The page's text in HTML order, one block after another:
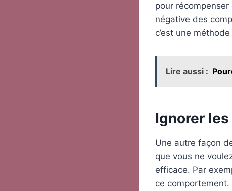
pour
négative des
c’est une
Lire aussi :
Ignorer
Une autre façon
que vous ne
efficace. Par
ce comportement.